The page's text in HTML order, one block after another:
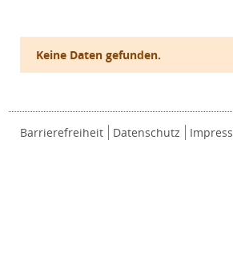
Keine Daten gefunden.
Barrierefreiheit Datenschutz